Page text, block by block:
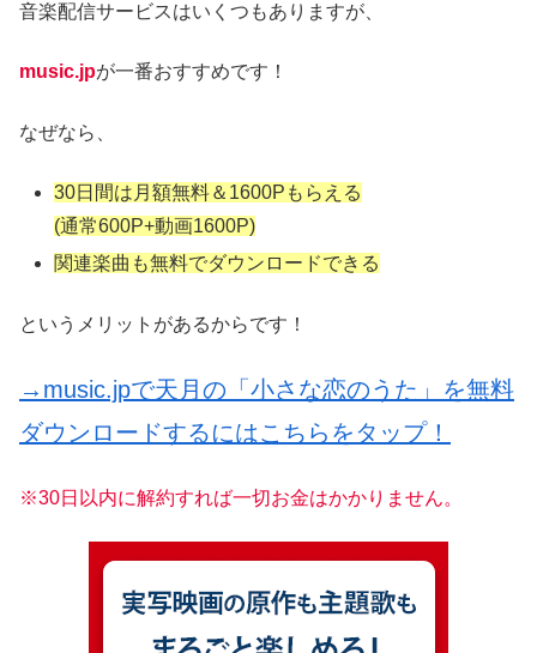
音楽配信サービスはいくつもありますが、
music.jpが一番おすすめです！
なぜなら、
30日間は月額無料＆1600Pもらえる
(通常600P+動画1600P)
関連楽曲も無料でダウンロードできる
というメリットがあるからです！
→music.jpで天月の「小さな恋のうた」を無料
ダウンロードするにはこちらをタップ！
※30日以内に解約すれば一切お金はかかりません。